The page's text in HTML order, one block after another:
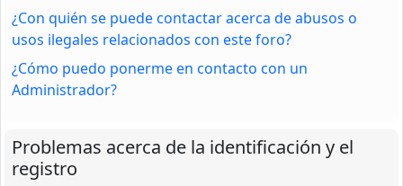
¿Con quién se puede contactar acerca de abusos o
usos ilegales relacionados con este foro?
¿Cómo puedo ponerme en contacto con un
Administrador?
Problemas acerca de la identificación y el
registro